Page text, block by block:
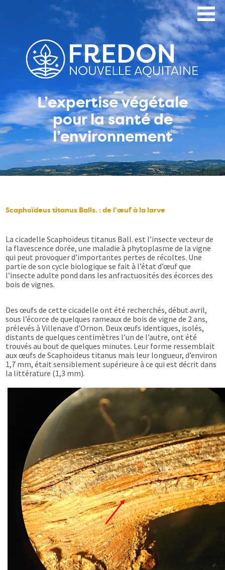
L’expertise végétale
pour la santé de
l’environnement
Scaphoïdeus titanus Balls. : de l’œuf à la larve
La cicadelle Scaphoïdeus titanus Ball. est l’insecte vecteur de
la flavescence dorée, une maladie à phytoplasme de la vigne
qui peut provoquer d’importantes pertes de récoltes. Une
partie de son cycle biologique se fait à l’état d’œuf que
l’insecte adulte pond dans les anfractuosités des écorces des
bois de vignes.
Des œufs de cette cicadelle ont été recherchés, début avril,
sous l’écorce de quelques rameaux de bois de vigne de 2 ans,
prélevés à Villenave d’Ornon. Deux œufs identiques, isolés,
distants de quelques centimètres l’un de l’autre, ont été
trouvés au bout de quelques minutes. Leur forme ressemblait
aux œufs de Scaphoïdeus titanus mais leur longueur, d’environ
1,7 mm, était sensiblement supérieure à ce qui est décrit dans
la littérature (1,3 mm).